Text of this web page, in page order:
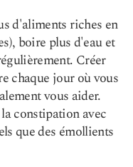
d'aliments riches en
boire plus d'eau et
Créer
chaque jour où vous
vous aider.
constipation avec
que des émollients